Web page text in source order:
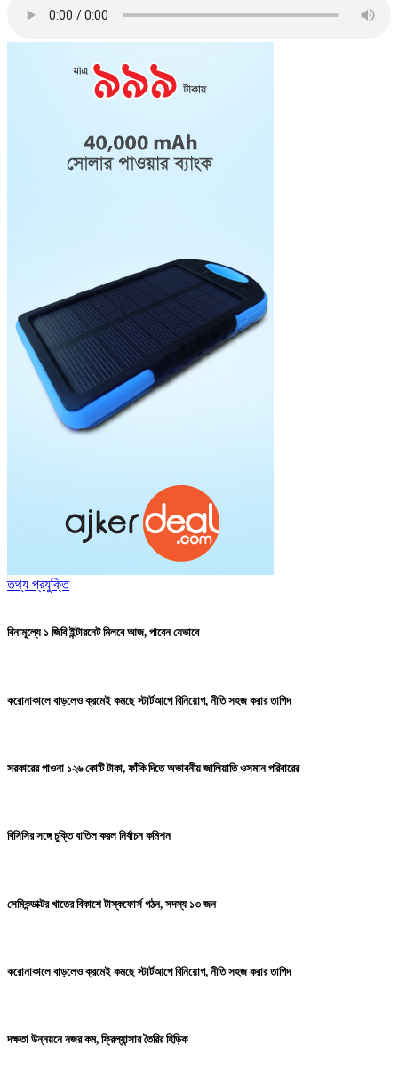
তথ্য প্রযুক্তি
বিনামূল্যে ১ জিবি ইন্টারনেট মিলবে আজ, পাবেন যেভাবে
করোনাকালে বাড়লেও ক্রমেই কমছে স্টার্টআপে বিনিয়োগ, নীতি সহজ করার তাগিদ
সরকারের পাওনা ১২৬ কোটি টাকা, ফাঁকি দিতে অভাবনীয় জালিয়াতি ওসমান পরিবারের
বিসিসির সঙ্গে চুক্তি বাতিল করল নির্বাচন কমিশন
সেমিকন্ডাক্টর খাতের বিকাশে টাস্কফোর্স গঠন, সদস্য ১৩ জন
করোনাকালে বাড়লেও ক্রমেই কমছে স্টার্টআপে বিনিয়োগ, নীতি সহজ করার তাগিদ
দক্ষতা উন্নয়নে নজর কম, ফ্রিল্যান্সার তৈরির হিড়িক